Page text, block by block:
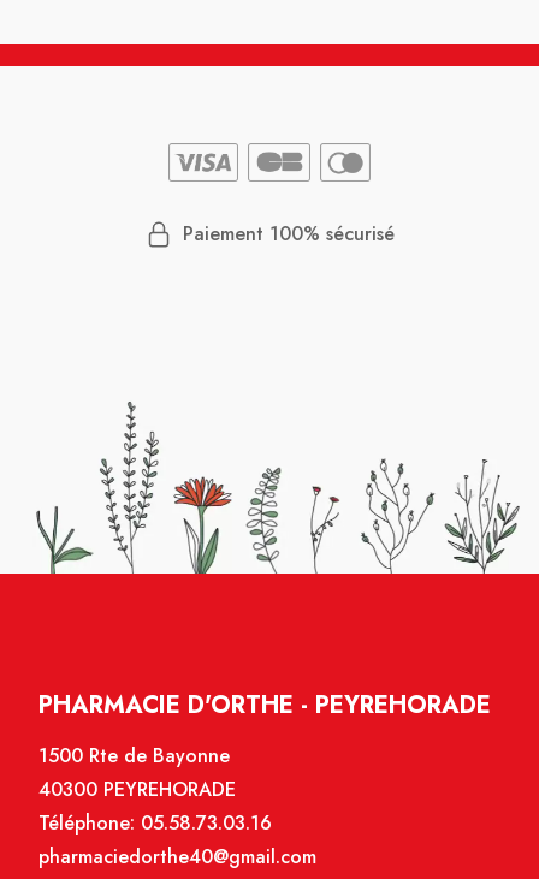
Paiement 100% sécurisé
PHARMACIE D'ORTHE - PEYREHORADE
1500 Rte de Bayonne
40300 PEYREHORADE
Téléphone: 05.58.73.03.16
pharmaciedorthe40@gmail.com